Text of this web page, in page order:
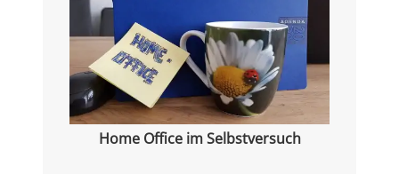
Home Office im Selbstversuch